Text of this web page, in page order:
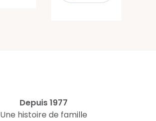
Depuis 1977
Une histoire de famille